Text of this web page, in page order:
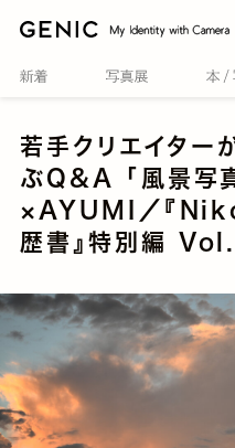
若手クリエイター
ぶQ&A 「風景写
×AYUMI／『
歴書』特別編